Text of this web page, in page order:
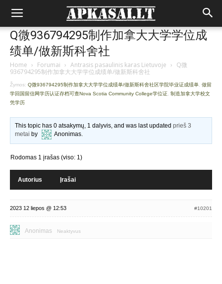
Q微936794295制作加拿大大学学位成
绩单/做新斯科舍社
Home › Forumai › Antrasis pasaulinis karas Lietuvoje › Q微
936794295制作加拿大大学学位成绩单/做新斯科舍社
Žymos: Q微936794295制作加拿大大学学位成绩单/做新斯科舍社区学院毕业证成绩单 做留
学回国留信网学历认证存档可查Nova Scotia Community College学位证 制造加拿大学校文
凭学历
This topic has 0 atsakymų, 1 dalyvis, and was last updatedprieš 3
metai by Anonimas.
Rodomas 1 įrašas (viso: 1)
Autorius Įrašai
2023 12 liepos @ 12:53 #10201
Anonimas Neaktyvus